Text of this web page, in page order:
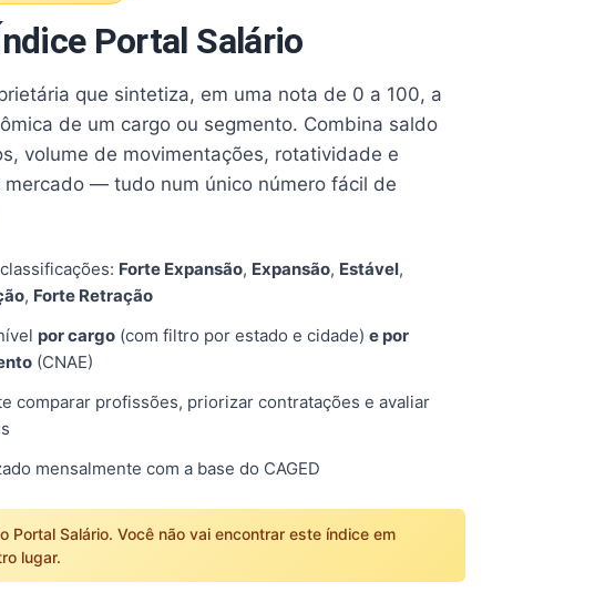
Portal Salário
que sintetiza, em uma nota de 0 a 100, a
de um cargo ou segmento. Combina saldo
volume de movimentações, rotatividade e
mercado — tudo num único número fácil de
Forte Expansão, Expansão, Estável,
, Forte Retração
por cargo (com filtro por estado e cidade) e por
(CNAE)
comparar profissões, priorizar contratações e avaliar
mensalmente com a base do CAGED
Portal Salário. Você não vai encontrar este índice em
lugar.